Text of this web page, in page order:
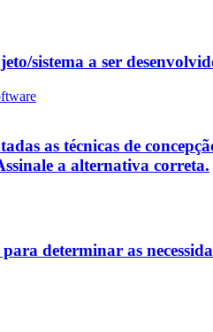
sistema a ser
as técnicas de
a alternativa correta.
determinar as